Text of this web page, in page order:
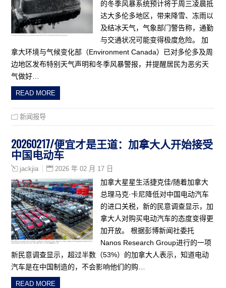
的冬季风暴系统预计将于周三凌晨抵
达大多伦多地区，带来降雪、冻雨以
及结冰天气，气象部门警告称，通勤
与交通状况可能变得极度危险。 加
拿大环境与气候变化部（Environment Canada）已对多伦多及周
边地区发布特别天气声明和冬季风暴警报，并提醒居民为恶劣天
气做好…
READ MORE
新闻报导
20260217/便宜才是王道：加拿大人开始接受
中国电动车
jackjia 2026 年 02 月 17 日
加拿大星星生活捷克佳/随着加拿大
总理马克·卡尼降低对中国电动汽车
的进口关税，新的民意调查显示，加
拿大人对购买电动汽车的态度变得更
加开放。 根据彭博新闻社委托
Nanos Research Group进行的一项
新民意调查显示，超过半数（53%）的加拿大人表示，知道电动
汽车是在中国制造的，不会影响他们的购…
READ MORE